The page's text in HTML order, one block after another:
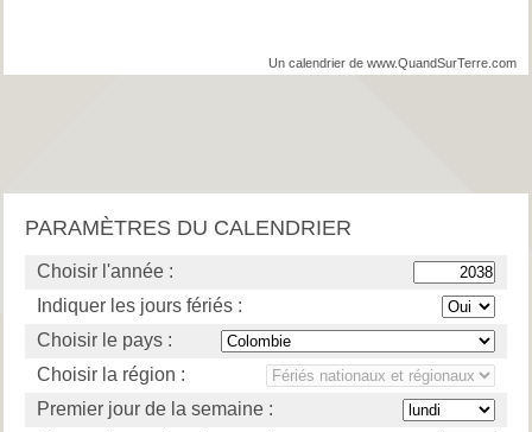
Un calendrier de www.QuandSurTerre.com
PARAMÈTRES DU CALENDRIER
Choisir l'année :
Indiquer les jours fériés :
Choisir le pays :
Choisir la région :
Premier jour de la semaine :